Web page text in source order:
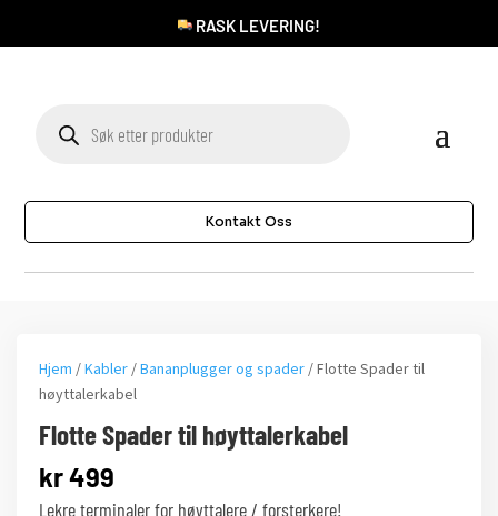
RASK LEVERING!
search
Kontakt Oss
Hjem /Kabler /Bananplugger og spader / Flotte Spader til
høyttalerkabel
Flotte Spader til høyttalerkabel
kr499
Lekre terminaler for høyttalere / forsterkere!